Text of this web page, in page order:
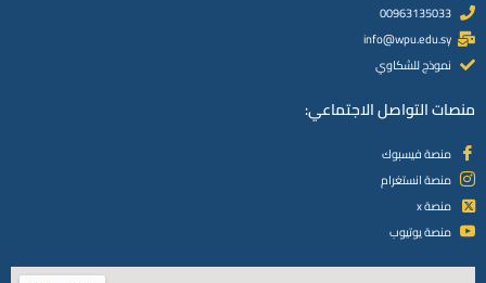
00963135033
info@wpu.edu.sy
نموذج للشكاوي
منصات التواصل الاجتماعي:
منصة فيسبوك
منصة انستغرام
منصة x
منصة يوتيوب